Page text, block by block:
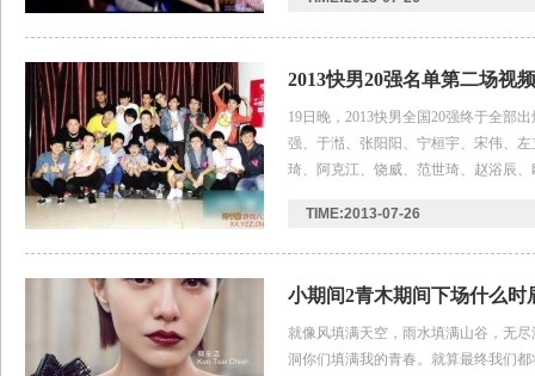
2013快男20强名单第二场视
掐
19日晚，2013快男全国20强终于全部
强、于湉、张阳阳、宁桓宇、宋伟、
琦、阿克江、饶威、范世琦、赵浴辰
TIME:2013-07-26
小期间2青木期间下场什么时
海报
就像风填满天空，雨水填满山谷，无
洞你们填满我的青春。就算最终我们